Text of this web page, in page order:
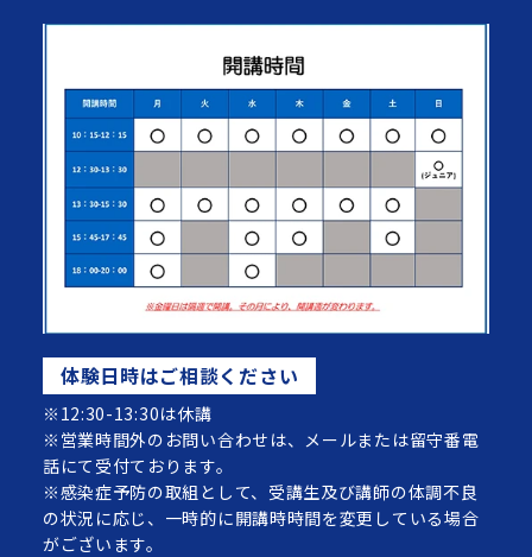
体験日時はご相談ください
※12:30-13:30は休講
※営業時間外のお問い合わせは、メールまたは留守番電
話にて受付ております。
※感染症予防の取組として、受講生及び講師の体調不良
の状況に応じ、一時的に開講時時間を変更している場合
がございます。